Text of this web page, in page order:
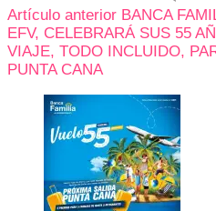
Artículo anterior BANCA
EFV, CELEBRARÁ SUS 55
VIAJE, TODO INCLUIDO,
PUNTA CANA